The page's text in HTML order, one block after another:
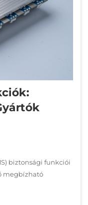
biztonsági funkciói
megbízható
képezik. Ahogy
alkalmazási